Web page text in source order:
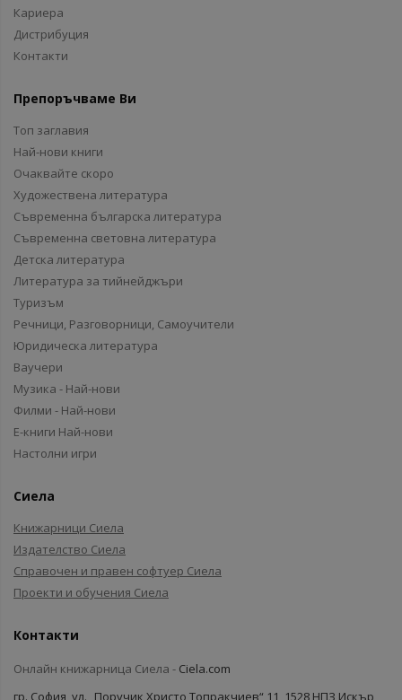
Кариера
Дистрибуция
Контакти
Препоръчваме Ви
Топ заглавия
Най-нови книги
Очаквайте скоро
Художествена литература
Съвременна българска литература
Съвременна световна литература
Детска литература
Литература за тийнейджъри
Туризъм
Речници, Разговорници, Самоучители
Юридическа литература
Ваучери
Музика - Най-нови
Филми - Най-нови
Е-книги Най-нови
Настолни игри
Сиела
Книжарници Сиела
Издателство Сиела
Справочен и правен софтуер Сиела
Проекти и обучения Сиела
Контакти
Онлайн книжарница Сиела - Ciela.com
гр. София, ул. „Поручик Христо Топракчиев“ 11, 1528 НПЗ Искър,